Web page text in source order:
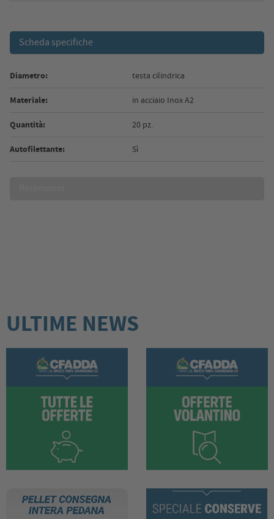
Scheda specifiche
Diametro: testa cilindrica
Materiale: in acciaio Inox A2
Quantità: 20 pz.
Autofilettante: Sì
ULTIME NEWS